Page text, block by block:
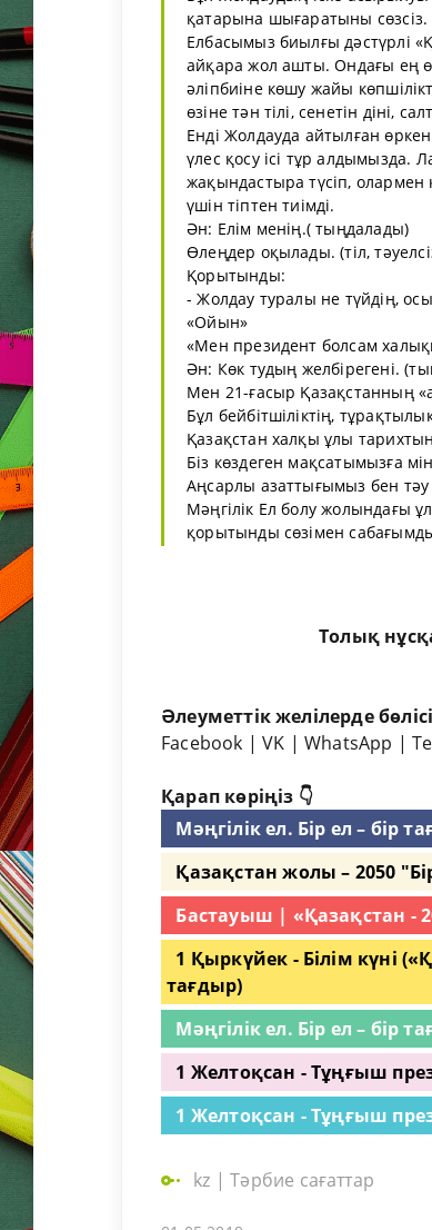
қатарына шығаратыны сөзсіз.
Елбасымыз биылғы дәстүрлі
айқара жол ашты. Ондағы ең
әліпбиіне көшу жайы
өзіне тән тілі, сенетін діні,
Енді Жолдауда айтылған
үлес қосу ісі тұр алдымызда.
жақындастыра түсіп, олармен
үшін тіптен тиімді.
Ән: Елім менің.( тыңдалады)
Өлеңдер оқылады. (тіл,
Қорытынды:
- Жолдау туралы не түйдің,
«Ойын»
«Мен президент болсам
Ән: Көк тудың желбірегені.
Мен 21-ғасыр Қазақстанның
Бұл бейбітшіліктің,
Қазақстан халқы ұлы
Біз көздеген мақсатымызға
Аңсарлы азаттығымыз бен тәу
Мәңгілік Ел болу жолындағы
қорытынды сөзімен
Толық
Әлеуметтік желілерде
Facebook |VK |WhatsApp |
Қарап көріңіз 👇
Мәңгілік ел. Бір ел – бір
Қазақстан жолы – 2050
Бастауыш | «Қазақстан -
1 Қыркүйек - Білім күні
тағдыр)
Мәңгілік ел. Бір ел – бір
1 Желтоқсан - Тұңғыш
1 Желтоқсан - Тұңғыш
kz |Тәрбие сағаттар